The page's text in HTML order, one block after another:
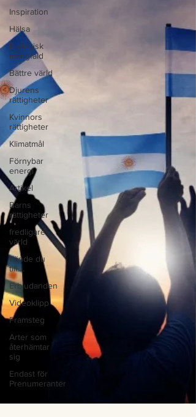
Inspiration
Hälsa
Biologisk
mångfald
Bättre värld
Djurens
rättigheter
Kvinnors
rättigheter
Klimatmål
Förnybar
energi
Artikel
Barns
rättigheter
fredligare
värld
Kände du
till....
Erbjudanden
Videoklipp
Framsteg
Arter som
återhämtar
sig
Endast för
Prenumeranter